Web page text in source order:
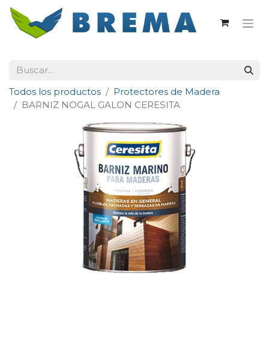
Todos los productos
Protectores de Madera
BARNIZ NOGAL GALON CERESITA